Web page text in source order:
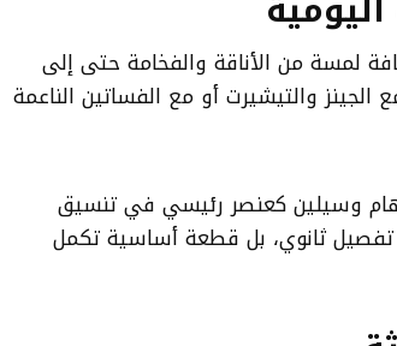
لمسة من الأناقة والفخامة حتى إلى
والتيشيرت أو مع الفساتين الناعمة
وسيلين كعنصر رئيسي في تنسيق
تفصيل ثانوي، بل قطعة أساسية تكمل